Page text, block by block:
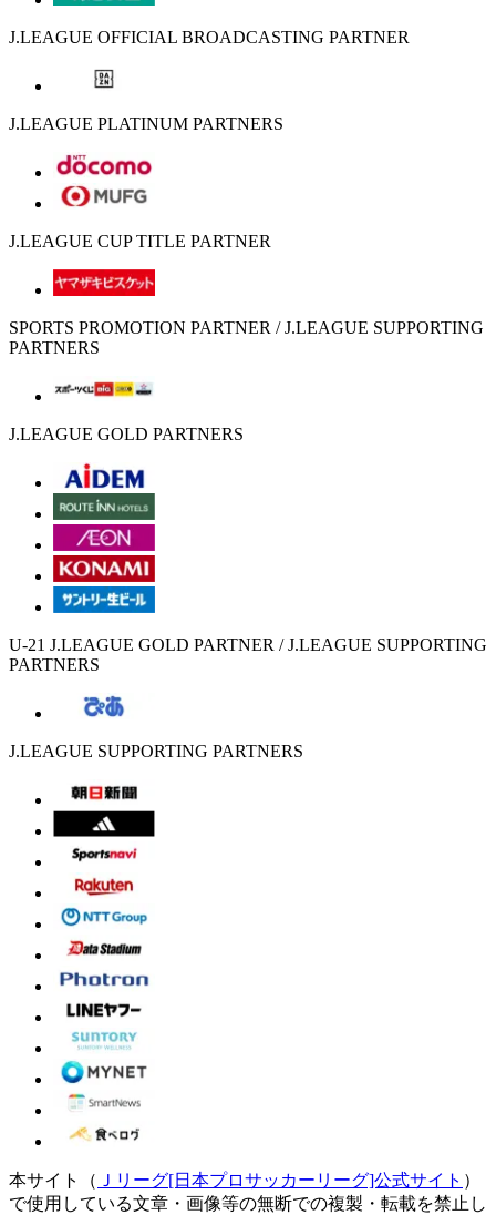
J.LEAGUE OFFICIAL BROADCASTING PARTNER
J.LEAGUE PLATINUM PARTNERS
J.LEAGUE CUP TITLE PARTNER
SPORTS PROMOTION PARTNER / J.LEAGUE SUPPORTING
PARTNERS
J.LEAGUE GOLD PARTNERS
U-21 J.LEAGUE GOLD PARTNER / J.LEAGUE SUPPORTING
PARTNERS
J.LEAGUE SUPPORTING PARTNERS
本サイト（ Ｊリーグ[日本プロサッカーリーグ]公式サイト ）
で使用している文章・画像等の無断での複製・転載を禁止し